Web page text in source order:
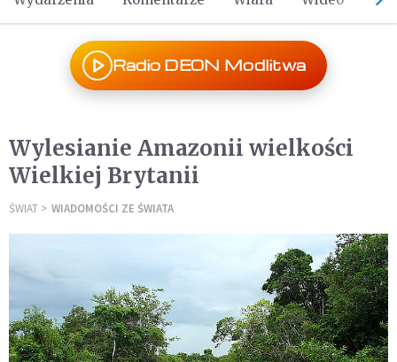
Radio DEON Modlitwa
Wylesianie Amazonii wielkości
Wielkiej Brytanii
ŚWIAT WIADOMOŚCI ZE ŚWIATA